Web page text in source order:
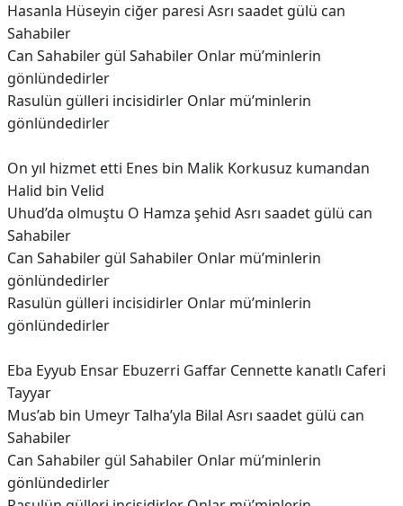
Hasanla Hüseyin ciğer paresi Asrı saadet gülü can
Sahabiler
Can Sahabiler gül Sahabiler Onlar mü’minlerin
gönlündedirler
Rasulün gülleri incisidirler Onlar mü’minlerin
gönlündedirler
On yıl hizmet etti Enes bin Malik Korkusuz kumandan
Halid bin Velid
Uhud’da olmuştu O Hamza şehid Asrı saadet gülü can
Sahabiler
Can Sahabiler gül Sahabiler Onlar mü’minlerin
gönlündedirler
Rasulün gülleri incisidirler Onlar mü’minlerin
gönlündedirler
Eba Eyyub Ensar Ebuzerri Gaffar Cennette kanatlı Caferi
Tayyar
Mus’ab bin Umeyr Talha’yla Bilal Asrı saadet gülü can
Sahabiler
Can Sahabiler gül Sahabiler Onlar mü’minlerin
gönlündedirler